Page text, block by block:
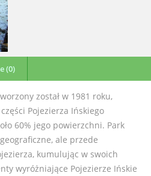
(0)
został w 1981 roku,
Pojezierza Ińskiego
60% jego powierzchni. Park
ale przede
kumulując w swoich
wyróżniające Pojezierze Ińskie